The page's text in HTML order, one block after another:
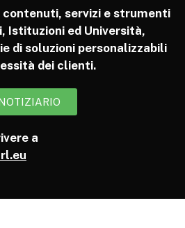
contenuti, servizi e strumenti
Istituzioni ed Università,
di soluzioni personalizzabili
dei clienti.
a